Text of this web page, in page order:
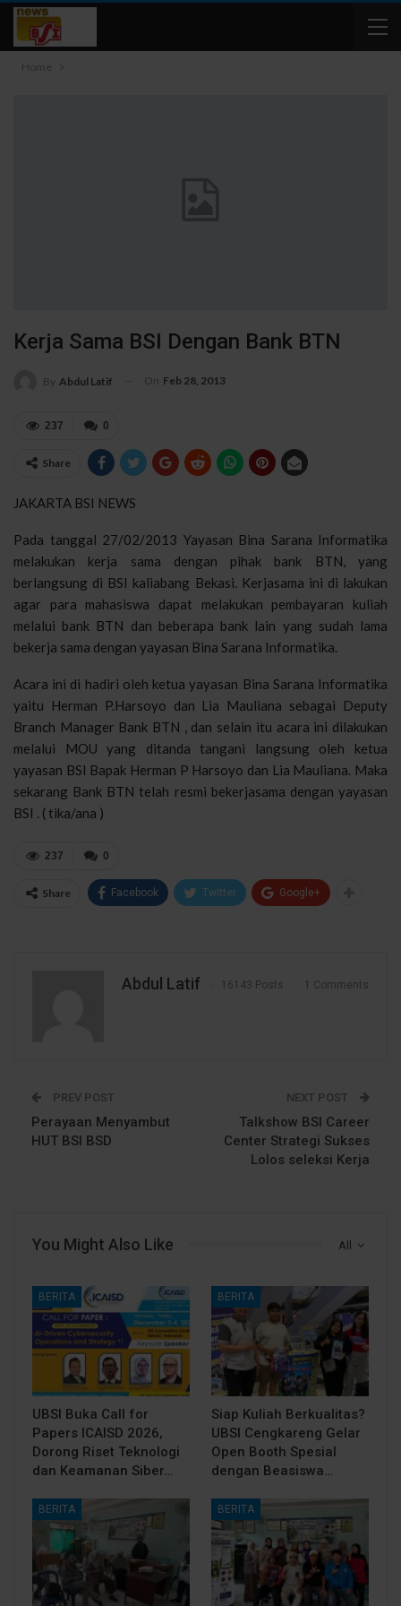
Home
Kerja Sama BSI Dengan Bank BTN
By Abdul Latif On Feb 28, 2013
0
237
Share
JAKARTA BSI NEWS
Pada tanggal 27/02/2013 Yayasan Bina Sarana Informatika
melakukan kerja sama dengan pihak bank BTN, yang
berlangsung di BSI kaliabang Bekasi. Kerjasama ini di lakukan
agar para mahasiswa dapat melakukan pembayaran kuliah
melalui bank BTN dan beberapa bank lain yang sudah lama
bekerja sama dengan yayasan Bina Sarana Informatika.
Acara ini di hadiri oleh ketua yayasan Bina Sarana Informatika
yaitu Herman P.Harsoyo dan Lia Mauliana sebagai Deputy
Branch Manager Bank BTN , dan selain itu acara ini dilakukan
melalui MOU yang ditanda tangani langsung oleh ketua
yayasan BSI Bapak Herman P Harsoyo dan Lia Mauliana. Maka
sekarang Bank BTN telah resmi bekerjasama dengan yayasan
BSI . ( tika/ana )
0
237
Share Facebook Twitter Google+
Abdul Latif 16143 Posts 1 Comments
PREV POST
Perayaan Menyambut
HUT BSI BSD
NEXT POST
Talkshow BSI Career
Center Strategi Sukses
Lolos seleksi Kerja
All
You Might Also Like
BERITA
UBSI Buka Call for
Papers ICAISD 2026,
Dorong Riset Teknologi
dan Keamanan Siber…
BERITA
Siap Kuliah Berkualitas?
UBSI Cengkareng Gelar
Open Booth Spesial
dengan Beasiswa…
BERITA BERITA